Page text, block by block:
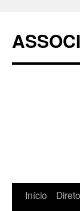
conteúdo
Início